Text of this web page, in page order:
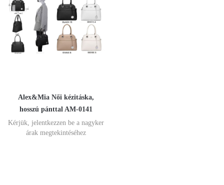
Alex&Mia Női kézitáska,
hosszú pánttal AM-0141
Kérjük, jelentkezzen be a nagyker
árak megtekintéséhez